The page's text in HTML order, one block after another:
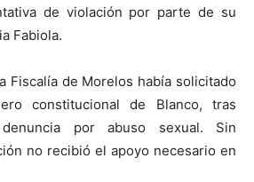
de violación por parte de su
Fabiola.
Fiscalía de Morelos había solicitado
constitucional de Blanco, tras
por abuso sexual. Sin
no recibió el apoyo necesario en